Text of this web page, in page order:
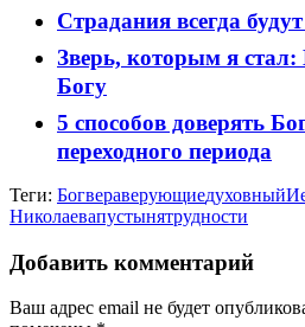
Страдания всегда
Зверь, которым я стал:
Богу
5 способов доверять
переходного периода
Теги: Богвераверующиедуховный
Николаевапустынятрудности
Добавить комментарий
Ваш адрес email не будет